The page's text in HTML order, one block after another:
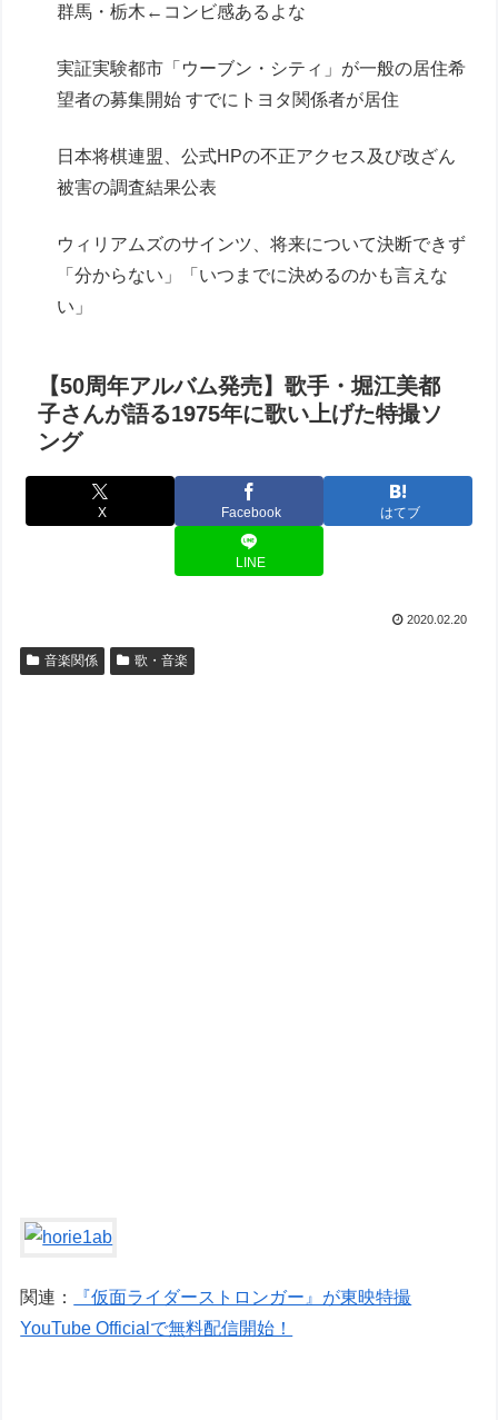
群馬・栃木←コンビ感あるよな
実証実験都市「ウーブン・シティ」が一般の居住希
望者の募集開始 すでにトヨタ関係者が居住
日本将棋連盟、公式HPの不正アクセス及び改ざん
被害の調査結果公表
ウィリアムズのサインツ、将来について決断できず
「分からない」「いつまでに決めるのかも言えな
い」
【50周年アルバム発売】歌手・堀江美都
子さんが語る1975年に歌い上げた特撮ソ
ング
X Facebook はてブ
LINE
2020.02.20
音楽関係 歌・音楽
関連：
『仮面ライダーストロンガー』が東映特撮
YouTube Officialで無料配信開始！